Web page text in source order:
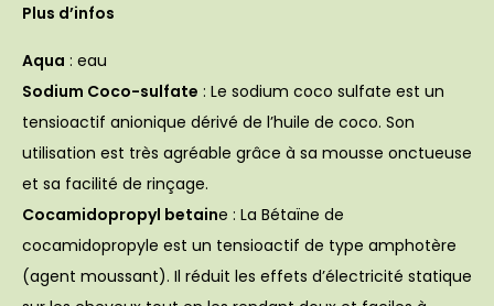
Plus d’infos
Aqua : eau
Sodium Coco-sulfate : Le sodium coco sulfate est un
tensioactif anionique dérivé de l’huile de coco. Son
utilisation est très agréable grâce à sa mousse onctueuse
et sa facilité de rinçage.
Cocamidopropyl betaine : La Bétaïne de
cocamidopropyle est un tensioactif de type amphotère
(agent moussant). Il réduit les effets d’électricité statique